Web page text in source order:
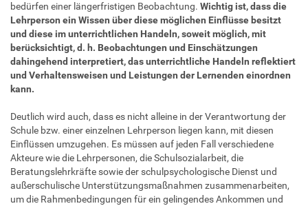
bedürfen einer längerfristigen Beobachtung. Wichtig ist, dass die
Lehrperson ein Wissen über diese möglichen Einflüsse besitzt
und diese im unterrichtlichen Handeln, soweit möglich, mit
berücksichtigt, d. h. Beobachtungen und Einschätzungen
dahingehend interpretiert, das unterrichtliche Handeln reflektiert
und Verhaltensweisen und Leistungen der Lernenden einordnen
kann.
Deutlich wird auch, dass es nicht alleine in der Verantwortung der
Schule bzw. einer einzelnen Lehrperson liegen kann, mit diesen
Einflüssen umzugehen. Es müssen auf jeden Fall verschiedene
Akteure wie die Lehrpersonen, die Schulsozialarbeit, die
Beratungslehrkräfte sowie der schulpsychologische Dienst und
außerschulische Unterstützungsmaßnahmen zusammenarbeiten,
um die Rahmenbedingungen für ein gelingendes Ankommen und